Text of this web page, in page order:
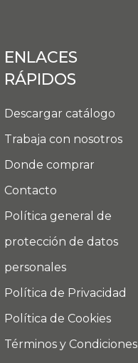
ENLACES
RÁPIDOS
Descargar catálogo
Trabaja con nosotros
Donde comprar
Contacto
Política general de
protección de datos
personales
Política de Privacidad
Política de Cookies
Términos y Condiciones